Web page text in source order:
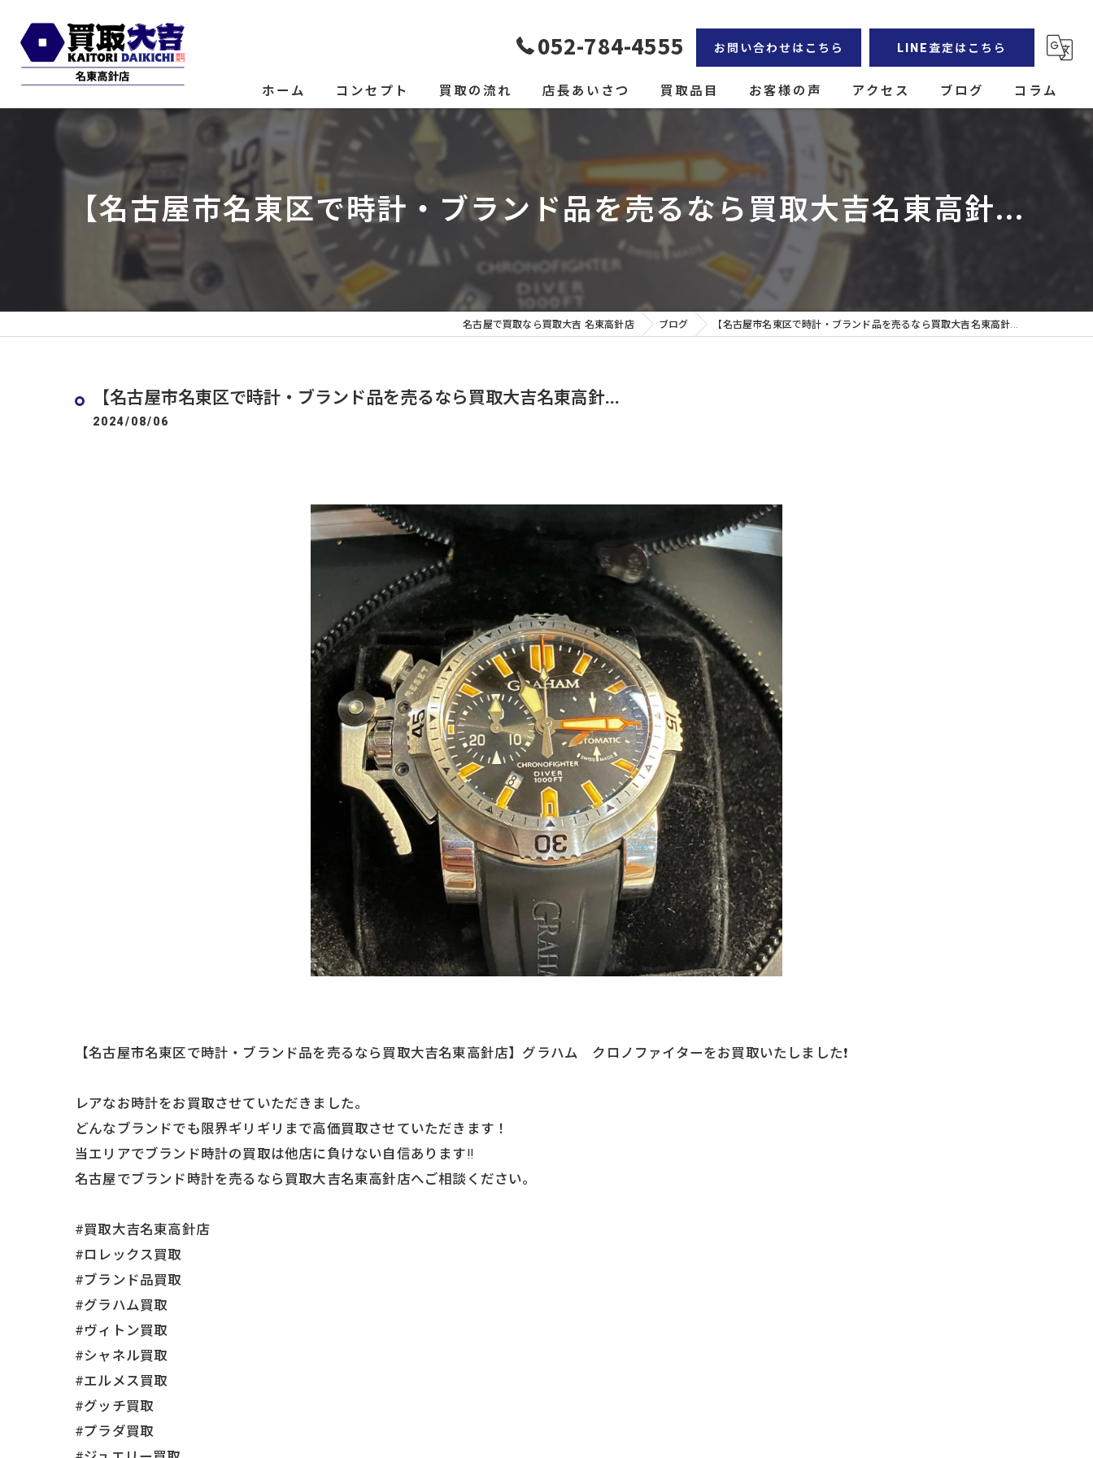
052-784-4555 お問い合わせはこちら LINE査定はこちら
ホーム コンセプト 買取の流れ 店長あいさつ 買取品目 お客様の声 アクセス ブログ コラム
【名古屋市名東区で時計・ブランド品を売るなら買取大吉名東高針...
名古屋で買取なら買取大吉 名東高針店 ブログ 【名古屋市名東区で時計・ブランド品を売るなら買取大吉名東高針...
【名古屋市名東区で時計・ブランド品を売るなら買取大吉名東高針...
2024/08/06
【名古屋市名東区で時計・ブランド品を売るなら買取大吉名東高針店】グラハム クロノファイターをお買取いたしました❗️
レアなお時計をお買取させていただきました。
どんなブランドでも限界ギリギリまで高価買取させていただきます！
当エリアでブランド時計の買取は他店に負けない自信あります‼️
名古屋でブランド時計を売るなら買取大吉名東高針店へご相談ください。
#買取大吉名東高針店
#ロレックス買取
#ブランド品買取
#グラハム買取
#ヴィトン買取
#シャネル買取
#エルメス買取
#グッチ買取
#プラダ買取